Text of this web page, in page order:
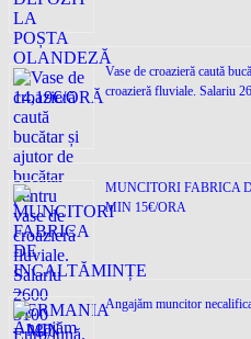
Vase de croazieră caută
croazieră fluviale. Salariu
MUNCITORI FABRICA
MIN 15€/ORA
Angajăm muncitor